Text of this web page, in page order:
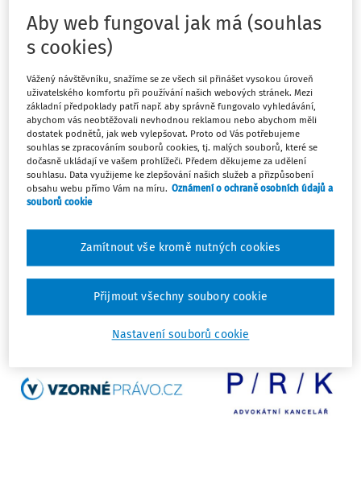
Vydáno: 19. 10. 2021
1 minuta čtení
Přesně na Den vzniku samostatného československého
státu, státní svátek, který se bude v České republice slavit
dne 28. 10. 2021, začnou platit přechodná ustanovení
exekučního řádu, podle kterých získávají dlužnícina
omezenou dobu 3 měsícůmimořádnou možnost získat
osvobození od valné většinypříslušenství dluhů
vymáhaných exekutorem vůči veřejnoprávním věřitelům
organizacím, případně právnickým osobám, u nichž má
stát většinovou majetkovou účast. Institut se v médiích
Koho se milostivé léto týká a jak postupovat se dozvíte v
advokátní kancelář PRK Partners.
Aby web fungoval jak má (souhlas
s cookies)
Vážený návštěvníku, snažíme se ze všech sil přinášet vysokou úroveň
uživatelského komfortu při používání našich webových stránek. Mezi
základní předpoklady patří např. aby správně fungovalo vyhledávání,
abychom vás neobtěžovali nevhodnou reklamou nebo abychom měli
dostatek podnětů, jak web vylepšovat. Proto od Vás potřebujeme
souhlas se zpracováním souborů cookies, tj. malých souborů, které se
dočasně ukládají ve vašem prohlížeči. Předem děkujeme za udělení
souhlasu. Data využijeme ke zlepšování našich služeb a přizpůsobení
obsahu webu přímo Vám na míru. Oznámení o ochraně osobních údajů a
souborů cookie
Nastavení souborů cookie
Zamítnout vše kromě nutných cookies
Přijmout všechny soubory cookie